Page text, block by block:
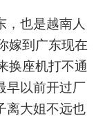
也是越南人
嫁到广东现在
换座机打不通
早以前开过厂
离大姐不远也